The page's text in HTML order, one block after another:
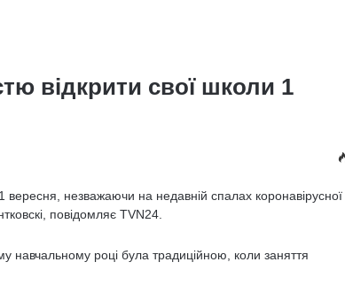
відкрити свої школи 1
незважаючи на недавній спалах коронавірусної
повідомляє TVN24.
році була традиційною, коли заняття